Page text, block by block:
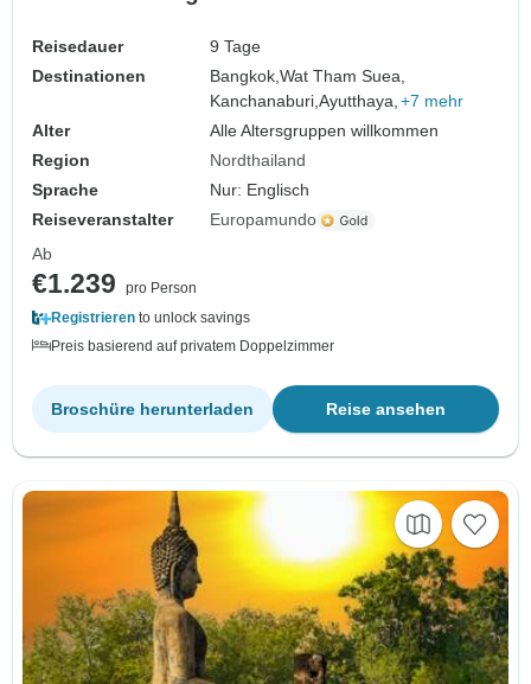
Reisedauer
9 Tage
Destinationen
Bangkok,Wat Tham Suea,
Kanchanaburi,Ayutthaya, +7 mehr
Alter
Alle Altersgruppen willkommen
Region
Nordthailand
Sprache
Nur: Englisch
Reiseveranstalter
Europamundo
Ab
€1.239
pro Person
Registrieren to unlock savings
Preis basierend auf privatem Doppelzimmer
Reise ansehen
Broschüre herunterladen